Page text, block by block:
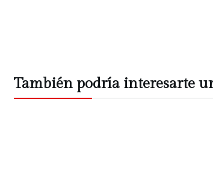
También podría interesarte